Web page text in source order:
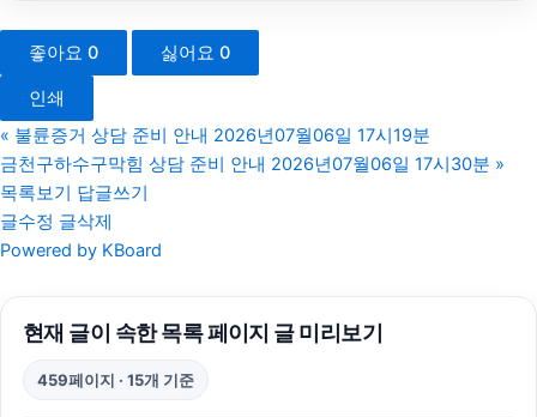
의정부법률사무소
아고다할인코드
수원법무법인
좋아요 0 싫어요 0
인쇄
« 불륜증거 상담 준비 안내 2026년07월06일 17시19분
금천구하수구막힘 상담 준비 안내 2026년07월06일 17시30분 »
목록보기
답글쓰기
글수정 글삭제
Powered by KBoard
현재 글이 속한 목록 페이지 글 미리보기
459페이지 · 15개 기준